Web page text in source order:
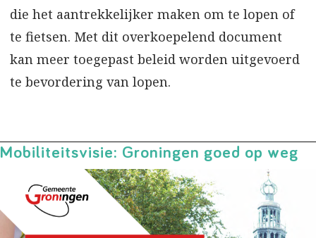
die het aantrekkelijker maken om te lopen of
te fietsen. Met dit overkoepelend document
kan meer toegepast beleid worden uitgevoerd
te bevordering van lopen.
Mobiliteitsvisie: Groningen goed op weg